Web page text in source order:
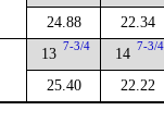
24.88 22.34
13 7-3/4
25.40
14 7-3/4
22.22